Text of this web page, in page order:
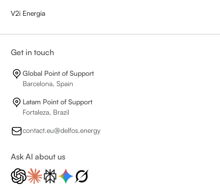
V2i Energia
Get in touch
Global Point of Support
Barcelona, Spain
Latam Point of Support
Fortaleza, Brazil
contact.eu@delfos.energy
Ask AI about us